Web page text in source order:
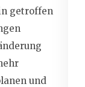
getroffen
und